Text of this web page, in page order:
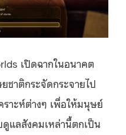
เปิดฉากในอนาคต
ชาติกระจัดกระจายไป
าะห์ต่างๆ เพื่อให้มนุษย์
ดูแลสังคมเหล่านี้ตกเป็น